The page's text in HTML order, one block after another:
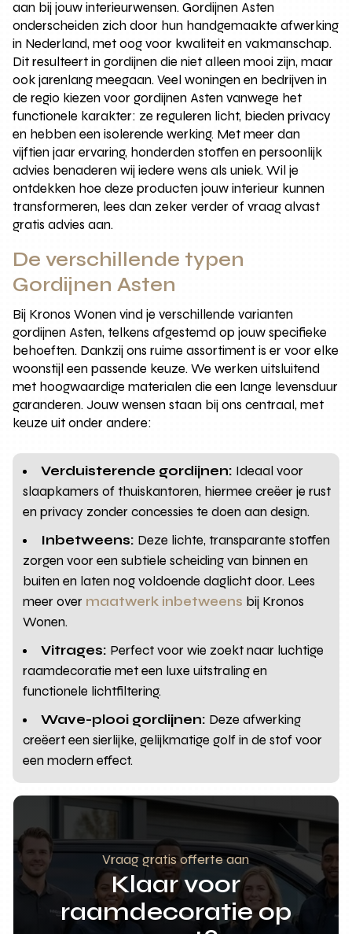
aan bij jouw interieurwensen. Gordijnen Asten
onderscheiden zich door hun handgemaakte afwerking
in Nederland, met oog voor kwaliteit en vakmanschap.
Dit resulteert in gordijnen die niet alleen mooi zijn, maar
ook jarenlang meegaan. Veel woningen en bedrijven in
de regio kiezen voor gordijnen Asten vanwege het
functionele karakter: ze reguleren licht, bieden privacy
en hebben een isolerende werking. Met meer dan
vijftien jaar ervaring, honderden stoffen en persoonlijk
advies benaderen wij iedere wens als uniek. Wil je
ontdekken hoe deze producten jouw interieur kunnen
transformeren, lees dan zeker verder of vraag alvast
gratis advies aan.
De verschillende typen
Gordijnen Asten
Bij Kronos Wonen vind je verschillende varianten
gordijnen Asten, telkens afgestemd op jouw specifieke
behoeften. Dankzij ons ruime assortiment is er voor elke
woonstijl een passende keuze. We werken uitsluitend
met hoogwaardige materialen die een lange levensduur
garanderen. Jouw wensen staan bij ons centraal, met
keuze uit onder andere:
Verduisterende gordijnen: Ideaal voor
slaapkamers of thuiskantoren, hiermee creëer je rust
en privacy zonder concessies te doen aan design.
Inbetweens: Deze lichte, transparante stoffen
zorgen voor een subtiele scheiding van binnen en
buiten en laten nog voldoende daglicht door. Lees
meer over maatwerk inbetweens bij Kronos
Wonen.
Vitrages: Perfect voor wie zoekt naar luchtige
raamdecoratie met een luxe uitstraling en
functionele lichtfiltering.
Wave-plooi gordijnen: Deze afwerking
creëert een sierlijke, gelijkmatige golf in de stof voor
een modern effect.
Vraag gratis offerte aan
Klaar voor
raamdecoratie op